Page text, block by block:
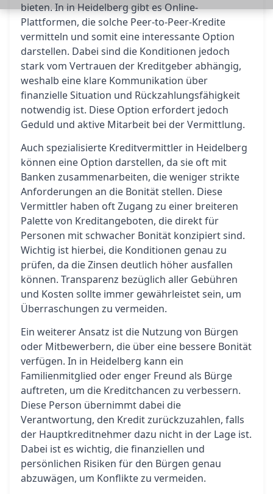
bieten. In in Heidelberg gibt es Online-
Plattformen, die solche Peer-to-Peer-Kredite
vermitteln und somit eine interessante Option
darstellen. Dabei sind die Konditionen jedoch
stark vom Vertrauen der Kreditgeber abhängig,
weshalb eine klare Kommunikation über
finanzielle Situation und Rückzahlungsfähigkeit
notwendig ist. Diese Option erfordert jedoch
Geduld und aktive Mitarbeit bei der Vermittlung.
Auch spezialisierte Kreditvermittler in Heidelberg
können eine Option darstellen, da sie oft mit
Banken zusammenarbeiten, die weniger strikte
Anforderungen an die Bonität stellen. Diese
Vermittler haben oft Zugang zu einer breiteren
Palette von Kreditangeboten, die direkt für
Personen mit schwacher Bonität konzipiert sind.
Wichtig ist hierbei, die Konditionen genau zu
prüfen, da die Zinsen deutlich höher ausfallen
können. Transparenz bezüglich aller Gebühren
und Kosten sollte immer gewährleistet sein, um
Überraschungen zu vermeiden.
Ein weiterer Ansatz ist die Nutzung von Bürgen
oder Mitbewerbern, die über eine bessere Bonität
verfügen. In in Heidelberg kann ein
Familienmitglied oder enger Freund als Bürge
auftreten, um die Kreditchancen zu verbessern.
Diese Person übernimmt dabei die
Verantwortung, den Kredit zurückzuzahlen, falls
der Hauptkreditnehmer dazu nicht in der Lage ist.
Dabei ist es wichtig, die finanziellen und
persönlichen Risiken für den Bürgen genau
abzuwägen, um Konflikte zu vermeiden.